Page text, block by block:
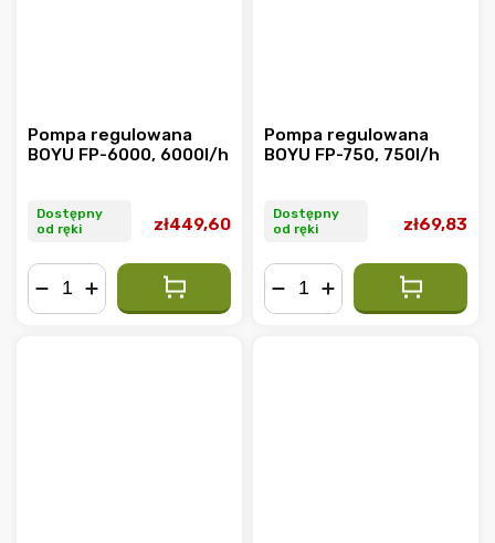
Pompa regulowana
BOYU FP-6000, 6000l/h
Dostępny
od ręki
zł449,60
Pompa regulowana
BOYU FP-750, 750l/h
Dostępny
od ręki
zł69,83